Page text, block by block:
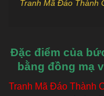
Tranh Mã Đáo Thành
Đặc điểm của
bằng đồng mạ
Tranh Mã Đáo Thành